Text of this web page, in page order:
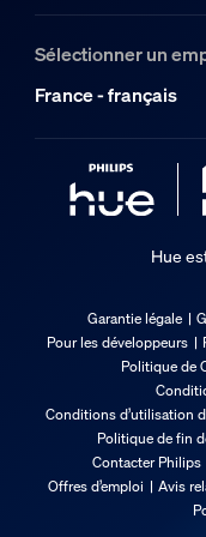
Angle de vision de
141,2
Adaptateur pour
12VDC/24DC
La caméra
Résolution vidéo
End to end
Détection de
Vis. nocturne
Oui, avec LED
Placement de la
Jardin et terrasse,
Sélectionner un
France - français
Hue
Garantie légale
Pour les développeurs
Politique de
Conditions d’utilisation
Politique de fin
Contacter Philips
Offres d’emploi
Avis